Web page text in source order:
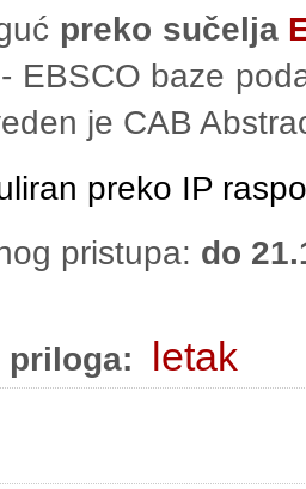
preko sučelja
EBSCO baze
je CAB
preko IP
pristupa: do
priloga: letak